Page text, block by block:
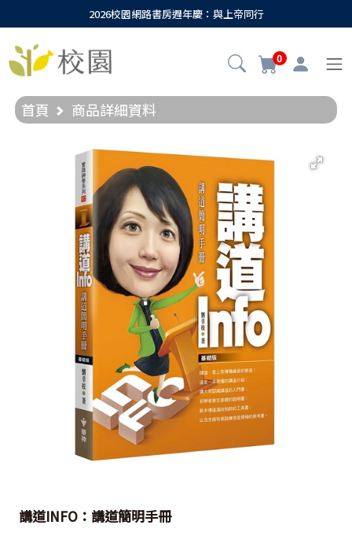
2026校園網路書房週年慶：與上帝同行
0
首頁 商品詳細資料
講道INFO：講道簡明手冊